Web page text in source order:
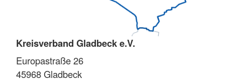
Kreisverband Gladbeck e.V.
Europastraße 26
45968Gladbeck